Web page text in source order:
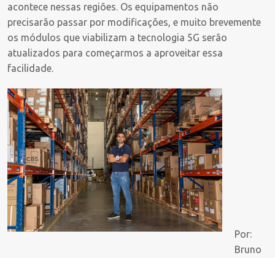
acontece nessas regiões. Os equipamentos não
precisarão passar por modificações, e muito brevemente
os módulos que viabilizam a tecnologia 5G serão
atualizados para começarmos a aproveitar essa
facilidade.
Por:
Bruno